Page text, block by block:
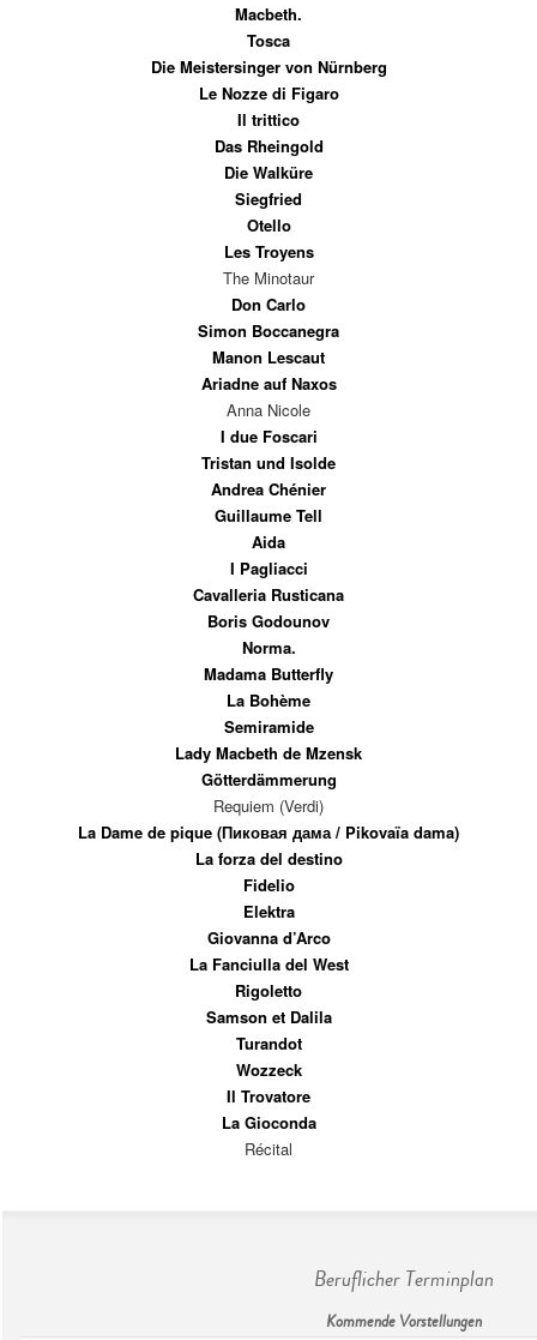
Macbeth.
Tosca
Die Meistersinger von Nürnberg
Le Nozze di Figaro
Il trittico
Das Rheingold
Die Walküre
Siegfried
Otello
Les Troyens
The Minotaur
Don Carlo
Simon Boccanegra
Manon Lescaut
Ariadne auf Naxos
Anna Nicole
I due Foscari
Tristan und Isolde
Andrea Chénier
Guillaume Tell
Aida
I Pagliacci
Cavalleria Rusticana
Boris Godounov
Norma.
Madama Butterfly
La Bohème
Semiramide
Lady Macbeth de Mzensk
Götterdämmerung
Requiem (Verdi)
La Dame de pique (Пиковая дама / Pikovaïa dama)
La forza del destino
Fidelio
Elektra
Giovanna d’Arco
La Fanciulla del West
Rigoletto
Samson et Dalila
Turandot
Wozzeck
Il Trovatore
La Gioconda
Récital
Beruflicher Terminplan
Kommende Vorstellungen